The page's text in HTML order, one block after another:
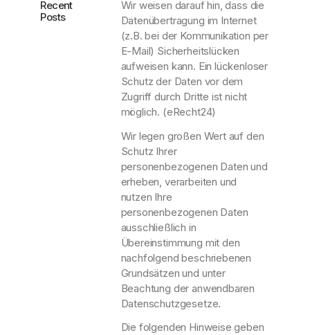
Wir weisen darauf hin, dass die
Datenübertragung im Internet
(z.B. bei der Kommunikation per
E-Mail) Sicherheitslücken
aufweisen kann. Ein lückenloser
Schutz der Daten vor dem
Zugriff durch Dritte ist nicht
möglich. (eRecht24)
Wir legen großen Wert auf den
Schutz Ihrer
personenbezogenen Daten und
erheben, verarbeiten und
nutzen Ihre
personenbezogenen Daten
ausschließlich in
Übereinstimmung mit den
nachfolgend beschriebenen
Grundsätzen und unter
Beachtung der anwendbaren
Datenschutzgesetze.
Die folgenden Hinweise geben
Recent
Posts